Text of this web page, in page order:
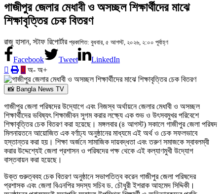
গাজীপুর জেলার মেধাবী ও অসচ্ছল শিক্ষার্থীদের মাঝে
শিক্ষাবৃত্তির চেক বিতরণ
রাজু হাসান, স্টাফ রিপোর্টার প্রকাশিত: বুধবার, ৫ আগস্ট, ২০২৬, ২:০০ পূর্বাহ্ণ
Facebook Tweet
LinkedIn
অ- অ+
📸 Bangla News TV
গাজীপুর জেলা পরিষদের উদ্যোগে এবং নিজস্ব অর্থায়নে জেলার মেধাবী ও অসচ্ছল
শিক্ষার্থীদের ভবিষ্যৎ শিক্ষাজীবন সুগম করার লক্ষ্যে এক শুভ ও উৎসবমুখর পরিবেশে
শিক্ষাবৃত্তির চেক বিতরণ করা হয়েছে। মঙ্গলবার (৪ আগস্ট) সকালে গাজীপুর জেলা পরিষদ
মিলনায়তনে আয়োজিত এক বর্ণাঢ্য অনুষ্ঠানের মাধ্যমে এই অর্থ ও চেক সফলভাবে
হস্তান্তর করা হয়। শিক্ষা অর্জনে সামাজিক দায়বদ্ধতা এবং তরুণ সমাজকে স্বাবলম্বী
করার উদ্দেশ্যেই জেলা প্রশাসন ও পরিষদের পক্ষ থেকে এই কল্যাণমুখী উদ্যোগ
বাস্তবায়ন করা হয়েছে।
উক্ত গুরুত্ববহ চেক বিতরণ অনুষ্ঠানে সভাপতিত্ব করেন গাজীপুর জেলা পরিষদের
প্রশাসক এবং জেলা বিএনপির সদস্য সচিব ড. চৌধুরী ইশরাক আহমেদ সিদ্দিকী।